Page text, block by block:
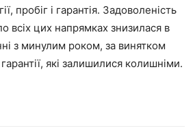
пробіг і гарантія. Задоволеність
всіх цих напрямках знизилася в
з минулим роком, за винятком
гарантії, які залишилися колишніми.